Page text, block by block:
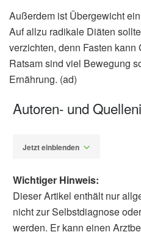
Außerdem ist Übergewicht
Auf allzu radikale Diäten
verzichten, denn Fasten
Ratsam sind viel Bewegung
Ernährung. (ad)
Autoren- und
Jetzt einblenden
Wichtiger Hinweis:
Dieser Artikel enthält nur
nicht zur Selbstdiagnose
werden. Er kann einen